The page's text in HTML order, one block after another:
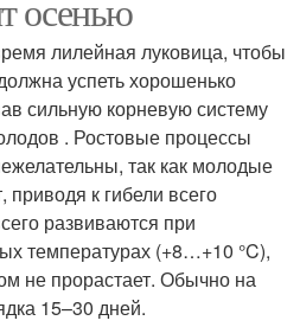
осенью
лилейная луковица, чтобы
успеть хорошенько
сильную корневую систему
. Ростовые процессы
так как молодые
к гибели всего
развиваются при
температурах (+8…+10 °C),
не прорастает. Обычно на
15–30 дней.